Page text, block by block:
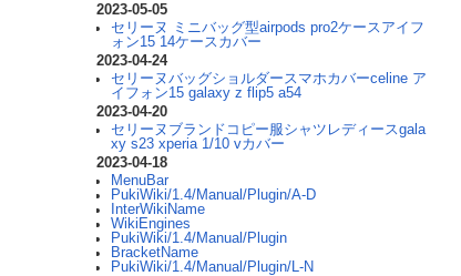
2023-05-05
セリーヌ ミニバッグ型airpods pro2ケースアイフ
ォン15 14ケースカバー
2023-04-24
セリーヌバッグショルダースマホカバーceline ア
イフォン15 galaxy z flip5 a54
2023-04-20
セリーヌブランドコピー服シャツレディースgala
xy s23 xperia 1/10 vカバー
2023-04-18
MenuBar
PukiWiki/1.4/Manual/Plugin/A-D
InterWikiName
WikiEngines
PukiWiki/1.4/Manual/Plugin
BracketName
PukiWiki/1.4/Manual/Plugin/L-N